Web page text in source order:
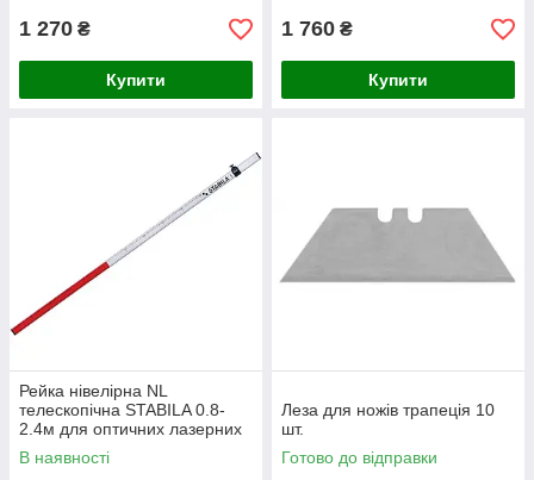
1 270 ₴
Купити
1 760 ₴
Купити
Рейка нівелірна NL
телескопічна STABILA 0.8-
2.4м для оптичних лазерних
рівнів 07468
В наявності
Леза для ножів трапеція 10
шт.
Готово до відправки